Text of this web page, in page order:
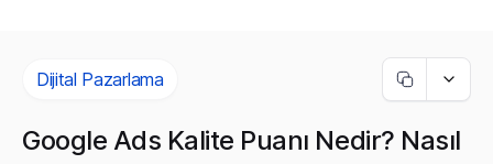
Dijital Pazarlama
Google Ads Kalite Puanı Nedir? Nasıl